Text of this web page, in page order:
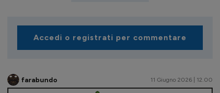
Accedi o registrati per commentare
farabundo 11 Giugno 2026 | 12.00